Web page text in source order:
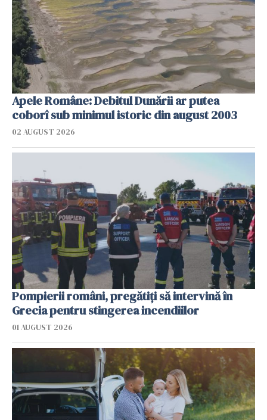
Apele Române: Debitul Dunării ar putea
coborî sub minimul istoric din august 2003
02 AUGUST 2026
Pompierii români, pregătiţi să intervină în
Grecia pentru stingerea incendiilor
01 AUGUST 2026